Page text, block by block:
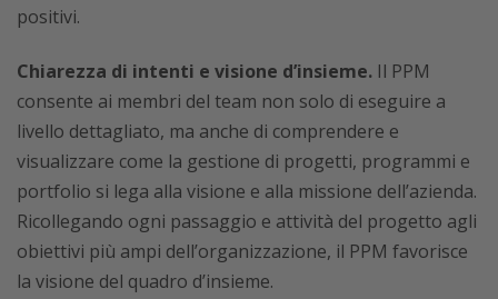
positivi.
Chiarezza di intenti e visione d’insieme. Il PPM
consente ai membri del team non solo di eseguire a
livello dettagliato, ma anche di comprendere e
visualizzare come la gestione di progetti, programmi e
portfolio si lega alla visione e alla missione dell’azienda.
Ricollegando ogni passaggio e attività del progetto agli
obiettivi più ampi dell’organizzazione, il PPM favorisce
la visione del quadro d’insieme.